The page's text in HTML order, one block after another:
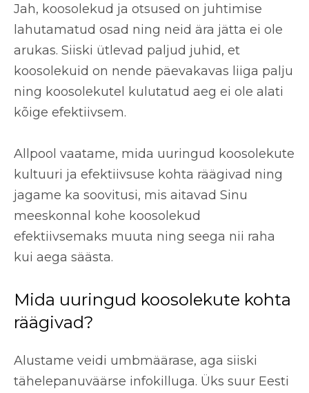
Jah, koosolekud ja otsused on juhtimise
lahutamatud osad ning neid ära jätta ei ole
arukas. Siiski ütlevad paljud juhid, et
koosolekuid on nende päevakavas liiga palju
ning koosolekutel kulutatud aeg ei ole alati
kõige efektiivsem.
Allpool vaatame, mida uuringud koosolekute
kultuuri ja efektiivsuse kohta räägivad ning
jagame ka soovitusi, mis aitavad Sinu
meeskonnal kohe koosolekud
efektiivsemaks muuta ning seega nii raha
kui aega säästa.
Mida uuringud koosolekute kohta
räägivad?
Alustame veidi umbmäärase, aga siiski
tähelepanuväärse infokilluga. Üks suur Eesti